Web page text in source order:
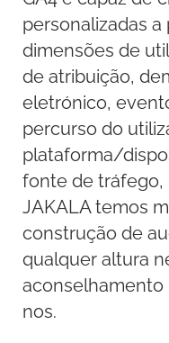
personalizadas
dimensões de
de atribuição,
eletrónico,
percurso do
plataforma/
fonte de tráfego,
JAKALA temos
construção de
qualquer altura
nos.